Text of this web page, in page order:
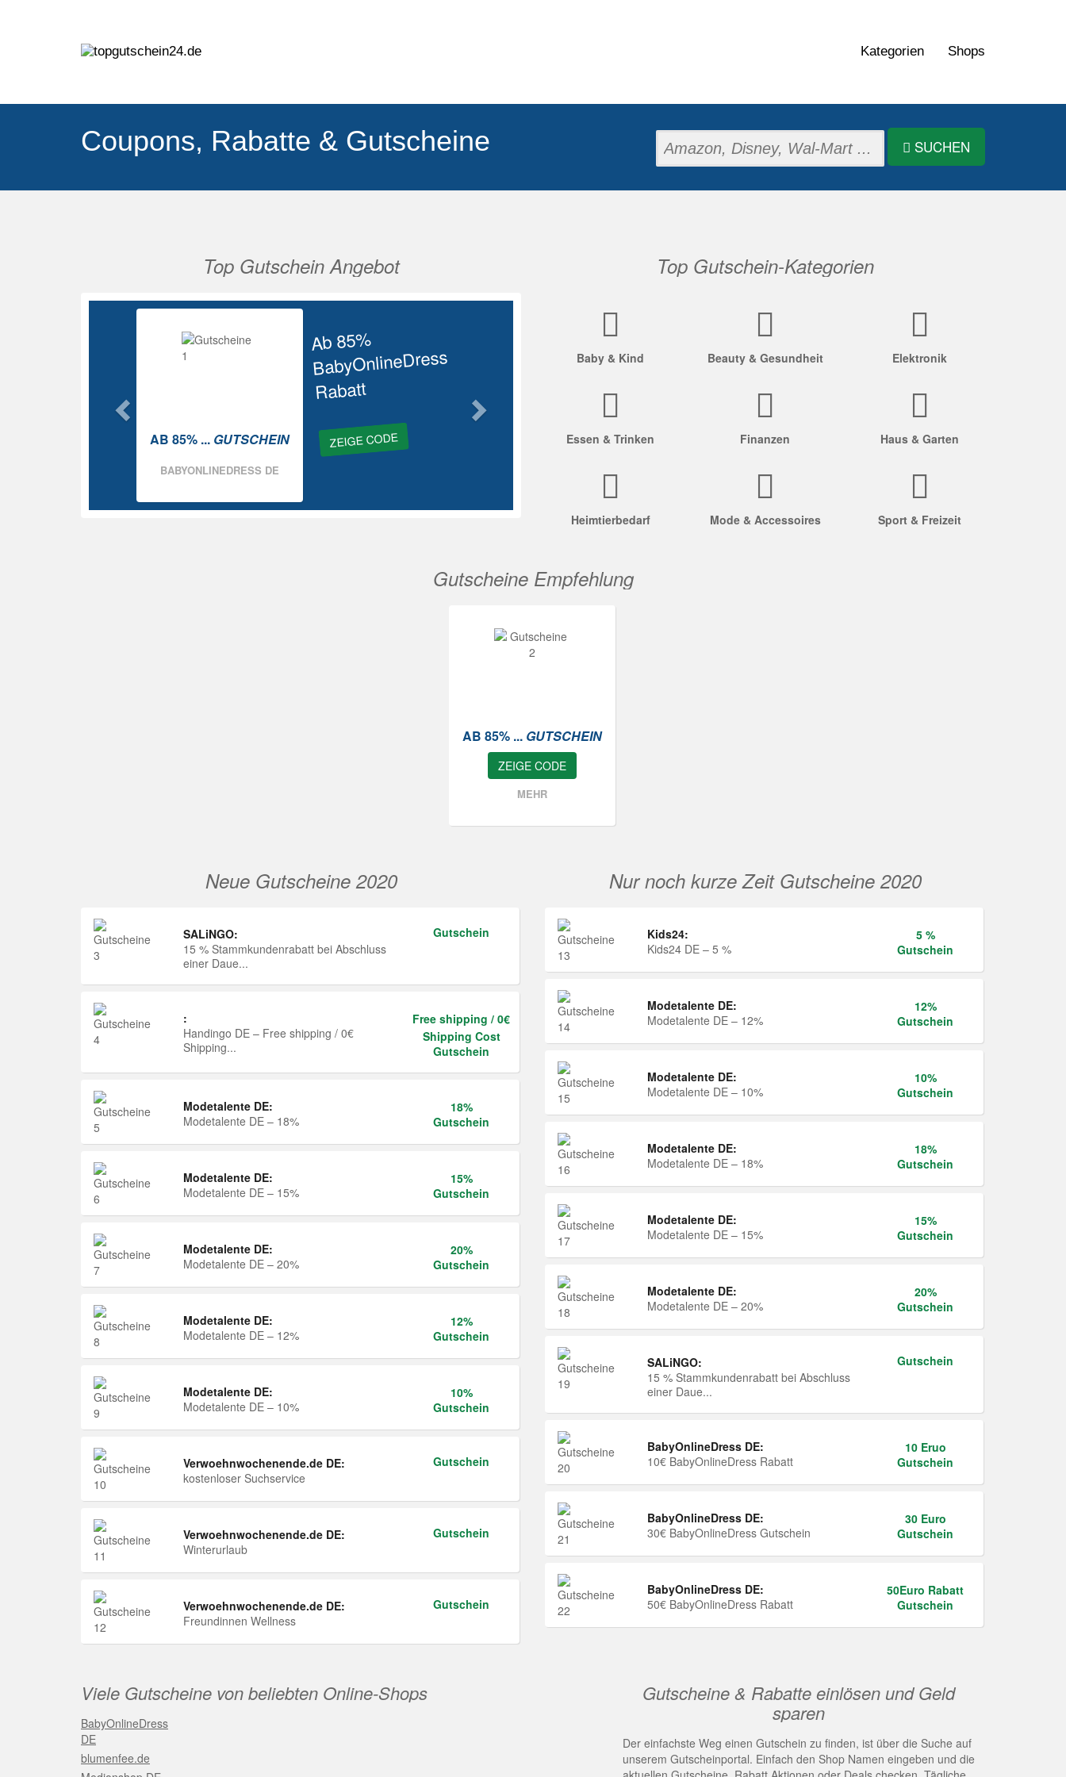
Kategorien Shops
Coupons, Rabatte & Gutscheine SUCHEN
Top Gutschein Angebot
Ab 85%
BabyOnlineDress
Rabatt
ZEIGE CODE
AB 85% ... GUTSCHEIN
BABYONLINEDRESS DE
Vorherige
Top Gutschein-Kategorien
Baby & Kind Beauty & Gesundheit Elektronik
Essen & Trinken Finanzen Haus & Garten
Heimtierbedarf Mode & Accessoires Sport & Freizeit
Gutscheine Empfehlung
AB 85% ... GUTSCHEIN
ZEIGE CODE
MEHR
Neue Gutscheine 2020
SALiNGO:
15 % Stammkundenrabatt bei Abschluss
einer Daue...
Gutschein
:
Handingo DE – Free shipping / 0€
Shipping...
Free shipping / 0€
Shipping Cost
Gutschein
Modetalente DE:
Modetalente DE – 18%
18%
Gutschein
Modetalente DE:
Modetalente DE – 15%
15%
Gutschein
Modetalente DE:
Modetalente DE – 20%
20%
Gutschein
Modetalente DE:
Modetalente DE – 12%
12%
Gutschein
Modetalente DE:
Modetalente DE – 10%
10%
Gutschein
Verwoehnwochenende.de DE:
kostenloser Suchservice
Gutschein
Verwoehnwochenende.de DE:
Winterurlaub
Gutschein
Verwoehnwochenende.de DE:
Freundinnen Wellness
Gutschein
Nur noch kurze Zeit Gutscheine 2020
Kids24:
Kids24 DE – 5 %
5 %
Gutschein
Modetalente DE:
Modetalente DE – 12%
12%
Gutschein
Modetalente DE:
Modetalente DE – 10%
10%
Gutschein
Modetalente DE:
Modetalente DE – 18%
18%
Gutschein
Modetalente DE:
Modetalente DE – 15%
15%
Gutschein
Modetalente DE:
Modetalente DE – 20%
20%
Gutschein
SALiNGO:
15 % Stammkundenrabatt bei Abschluss
einer Daue...
Gutschein
BabyOnlineDress DE:
10€ BabyOnlineDress Rabatt
10 Eruo
Gutschein
BabyOnlineDress DE:
30€ BabyOnlineDress Gutschein
30 Euro
Gutschein
BabyOnlineDress DE:
50€ BabyOnlineDress Rabatt
50Euro Rabatt
Gutschein
Viele Gutscheine von beliebten Online-Shops
BabyOnlineDress
DE
blumenfee.de
Gutscheine & Rabatte einlösen und Geld
sparen
Der einfachste Weg einen Gutschein zu finden, ist über die Suche auf
unserem Gutscheinportal. Einfach den Shop Namen eingeben und die